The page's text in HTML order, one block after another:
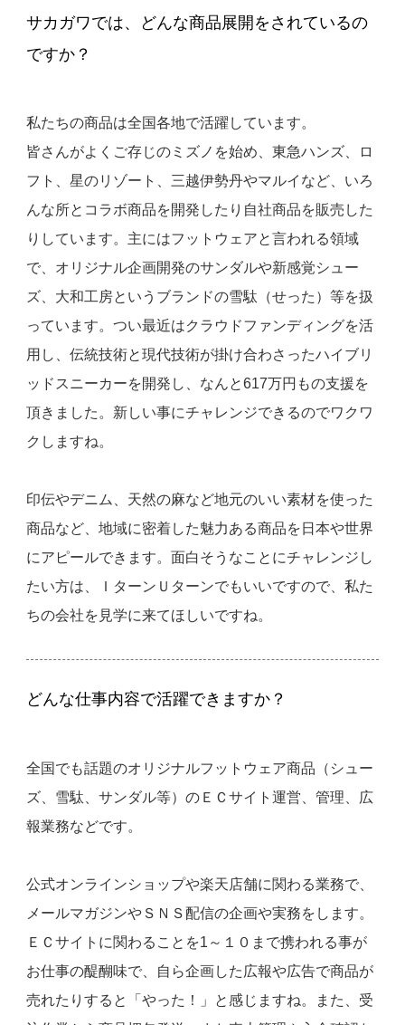
サカガワでは、どんな商品展開をされているの
ですか？
私たちの商品は全国各地で活躍しています。
皆さんがよくご存じのミズノを始め、東急ハンズ、ロ
フト、星のリゾート、三越伊勢丹やマルイなど、いろ
んな所とコラボ商品を開発したり自社商品を販売した
りしています。主にはフットウェアと言われる領域
で、オリジナル企画開発のサンダルや新感覚シュー
ズ、大和工房というブランドの雪駄（せった）等を扱
っています。つい最近はクラウドファンディングを活
用し、伝統技術と現代技術が掛け合わさったハイブリ
ッドスニーカーを開発し、なんと617万円もの支援を
頂きました。新しい事にチャレンジできるのでワクワ
クしますね。
印伝やデニム、天然の麻など地元のいい素材を使った
商品など、地域に密着した魅力ある商品を日本や世界
にアピールできます。面白そうなことにチャレンジし
たい方は、ＩターンＵターンでもいいですので、私た
ちの会社を見学に来てほしいですね。
どんな仕事内容で活躍できますか？
全国でも話題のオリジナルフットウェア商品（シュー
ズ、雪駄、サンダル等）のＥＣサイト運営、管理、広
報業務などです。
公式オンラインショップや楽天店舗に関わる業務で、
メールマガジンやＳＮＳ配信の企画や実務をします。
ＥＣサイトに関わることを1～１０まで携われる事が
お仕事の醍醐味で、自ら企画した広報や広告で商品が
売れたりすると「やった！」と感じますね。また、受